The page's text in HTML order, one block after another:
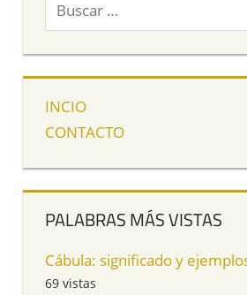
INCIO
CONTACTO
PALABRAS MÁS VISTAS
Cábula: significado y
69 vistas